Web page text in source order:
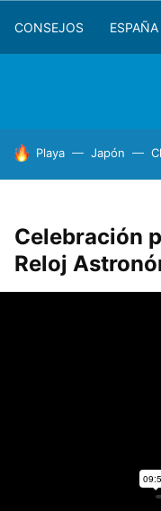
CONSEJOS ESPAÑA
HOY SE HABLA DE
Playa Japón
Celebración
Reloj